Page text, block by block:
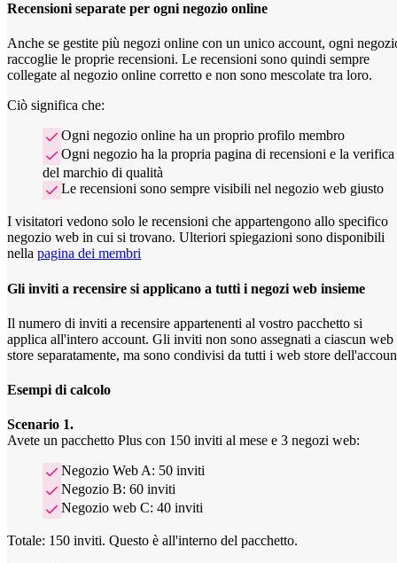
Recensioni separate per ogni negozio online
Anche se gestite più negozi online con un unico account, ogni
raccoglie le proprie recensioni. Le recensioni sono quindi sempre
collegate al negozio online corretto e non sono mescolate tra loro.
Ciò significa che:
Ogni negozio online ha un proprio profilo membro
Ogni negozio ha la propria pagina di recensioni e la verifica
del marchio di qualità
Le recensioni sono sempre visibili nel negozio web giusto
I visitatori vedono solo le recensioni che appartengono allo specifico
negozio web in cui si trovano. Ulteriori spiegazioni sono disponibili
nella pagina dei membri
Gli inviti a recensire si applicano a tutti i negozi web insieme
Il numero di inviti a recensire appartenenti al vostro pacchetto si
applica all'intero account. Gli inviti non sono assegnati a ciascun web
store separatamente, ma sono condivisi da tutti i web store
Esempi di calcolo
Scenario 1.
Avete un pacchetto Plus con 150 inviti al mese e 3 negozi web:
Negozio Web A: 50 inviti
Negozio B: 60 inviti
Negozio web C: 40 inviti
Totale: 150 inviti. Questo è all'interno del pacchetto.